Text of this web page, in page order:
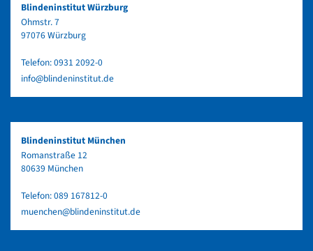
Blindeninstitut Würzburg
Ohmstr. 7
97076 Würzburg
Telefon:0931 2092-0
info@blindeninstitut.de
Blindeninstitut München
Romanstraße 12
80639 München
Telefon:089 167812-0
muenchen@blindeninstitut.de